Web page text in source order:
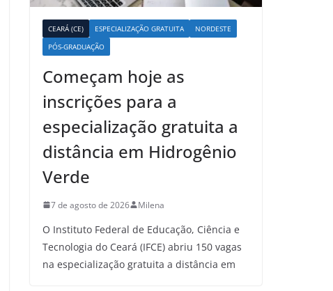
CEARÁ (CE) ESPECIALIZAÇÃO GRATUITA
NORDESTE
PÓS-GRADUAÇÃO
Começam hoje as
inscrições para a
especialização gratuita a
distância em Hidrogênio
Verde
7 de agosto de 2026 Milena
O Instituto Federal de Educação, Ciência e
Tecnologia do Ceará (IFCE) abriu 150 vagas
na especialização gratuita a distância em